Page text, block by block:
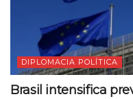
DIPLOMACIA POLÍTICA
Brasil intensifica